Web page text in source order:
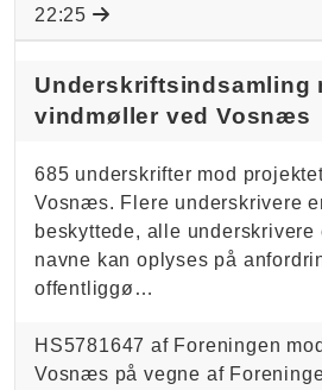
22:25
Underskriftsindsamling
vindmøller ved Vosnæs
685 underskrifter mod
Vosnæs. Flere underskrivere
beskyttede, alle underskrivere
navne kan oplyses på
offentliggø…
HS5781647 af Foreningen
Vosnæs på vegne af